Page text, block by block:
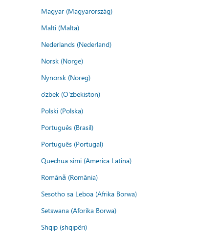
Magyar (Magyarország)
Malti (Malta)
Nederlands (Nederland)
Norsk (Norge)
Nynorsk (Noreg)
o'zbek (O'zbekiston)
Polski (Polska)
Português (Brasil)
Português (Portugal)
Quechua simi (America Latina)
Română (România)
Sesotho sa Leboa (Afrika Borwa)
Setswana (Aforika Borwa)
Shqip (shqipëri)